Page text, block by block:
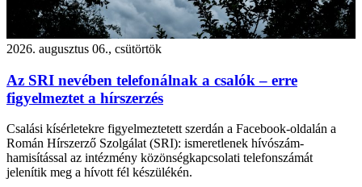
2026. augusztus 06., csütörtök
Az SRI nevében telefonálnak a csalók – erre
figyelmeztet a hírszerzés
Csalási kísérletekre figyelmeztetett szerdán a Facebook-oldalán a
Román Hírszerző Szolgálat (SRI): ismeretlenek hívószám-
hamisítással az intézmény közönségkapcsolati telefonszámát
jelenítik meg a hívott fél készülékén.